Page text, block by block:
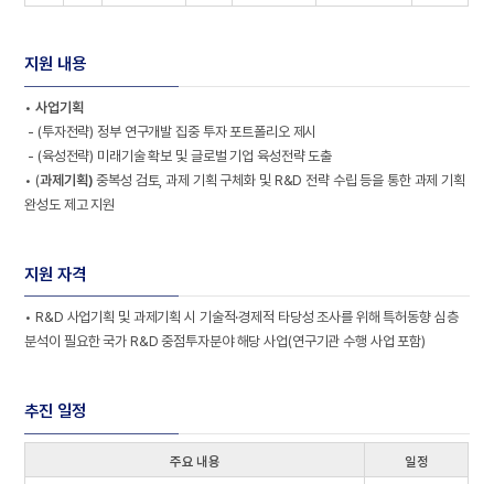
지원 내용
•사업기획
- (투자전략) 정부 연구개발 집중 투자 포트폴리오 제시
- (육성전략) 미래기술 확보 및 글로벌 기업 육성전략 도출
• (과제기획)중복성 검토, 과제 기획 구체화 및 R&D 전략 수립 등을 통한 과제 기획
완성도 제고 지원
지원 자격
• R&D 사업기획 및 과제기획 시 기술적·경제적 타당성 조사를 위해 특허동향 심층
분석이 필요한 국가 R&D 중점투자분야 해당 사업(연구기관 수행 사업 포함)
추진 일정
주요 내용
일정